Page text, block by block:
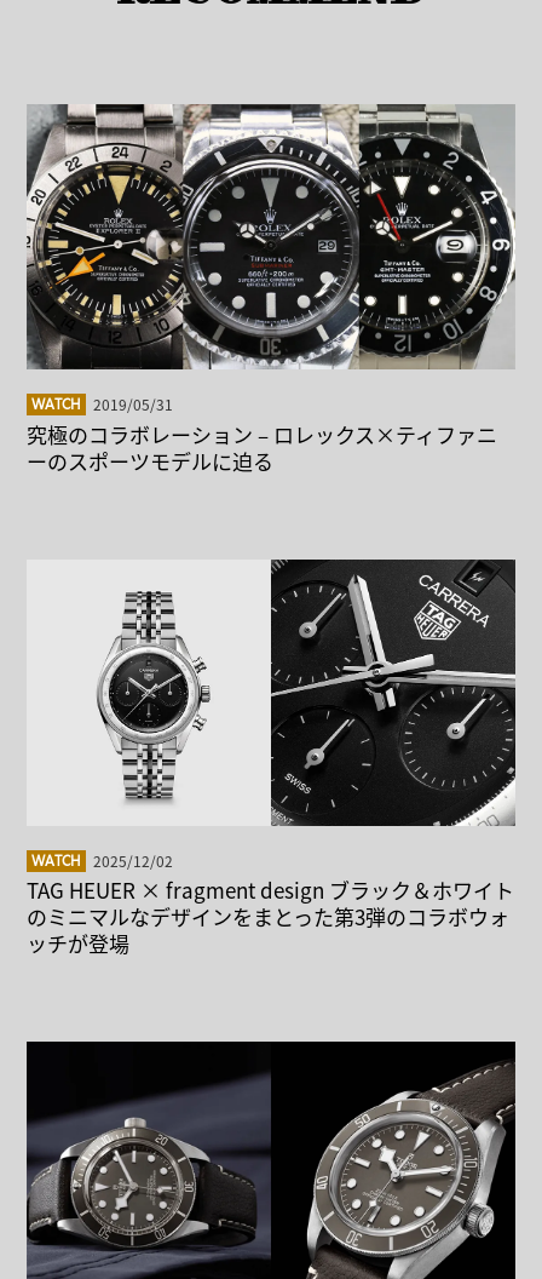
WATCH 2019/05/31
究極のコラボレーション – ロレックス×ティファニ
ーのスポーツモデルに迫る
WATCH 2025/12/02
TAG HEUER × fragment design ブラック＆ホワイト
のミニマルなデザインをまとった第3弾のコラボウォ
ッチが登場